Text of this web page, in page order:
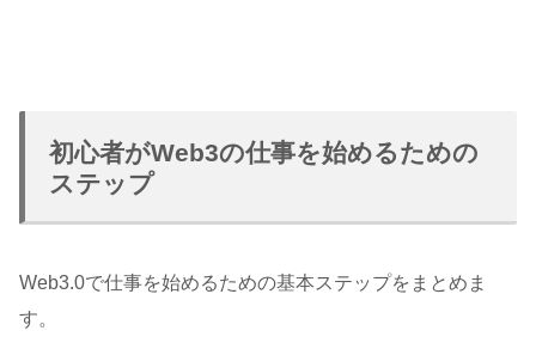
初心者がWeb3の仕事を始めるための
ステップ
Web3.0で仕事を始めるための基本ステップをまとめま
す。